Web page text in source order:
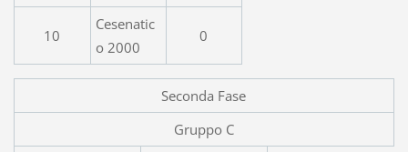
10
Cesenatic
o 2000
0
Seconda Fase
Gruppo C